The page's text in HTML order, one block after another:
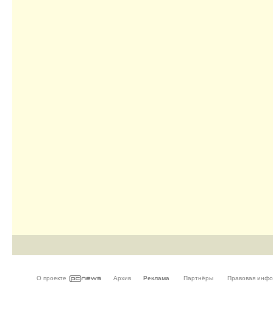
О проекте Архив Реклама Партнёры Правовая